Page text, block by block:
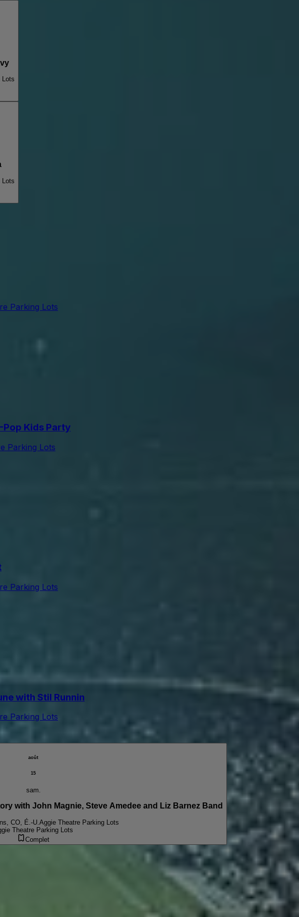
Lots
Lots
Parking Lots
Pop Kids Party
Parking Lots
Parking Lots
with Stil Runnin
Parking Lots
août
15
sam.
with John Magnie, Steve Amedee and Liz Barnez Band
CO, É.-U.Aggie Theatre Parking Lots
Theatre Parking Lots
Complet